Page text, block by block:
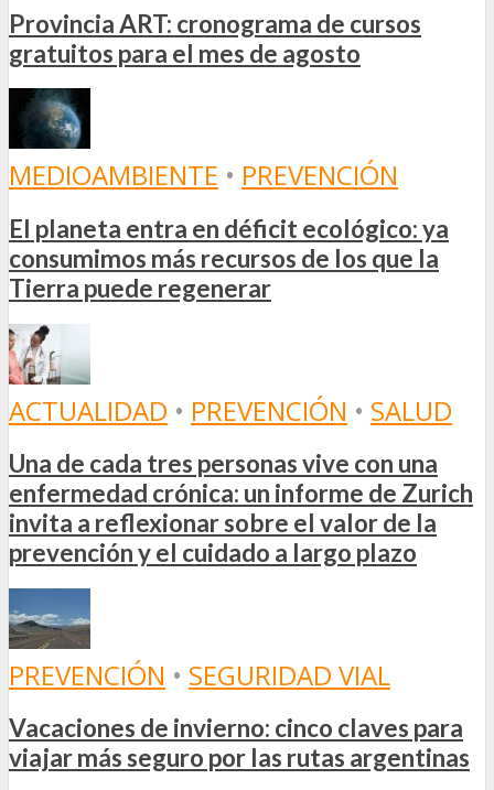
Provincia ART: cronograma de cursos
gratuitos para el mes de agosto
MEDIOAMBIENTE • PREVENCIÓN
El planeta entra en déficit ecológico: ya
consumimos más recursos de los que la
Tierra puede regenerar
ACTUALIDAD • PREVENCIÓN • SALUD
Una de cada tres personas vive con una
enfermedad crónica: un informe de Zurich
invita a reflexionar sobre el valor de la
prevención y el cuidado a largo plazo
PREVENCIÓN • SEGURIDAD VIAL
Vacaciones de invierno: cinco claves para
viajar más seguro por las rutas argentinas